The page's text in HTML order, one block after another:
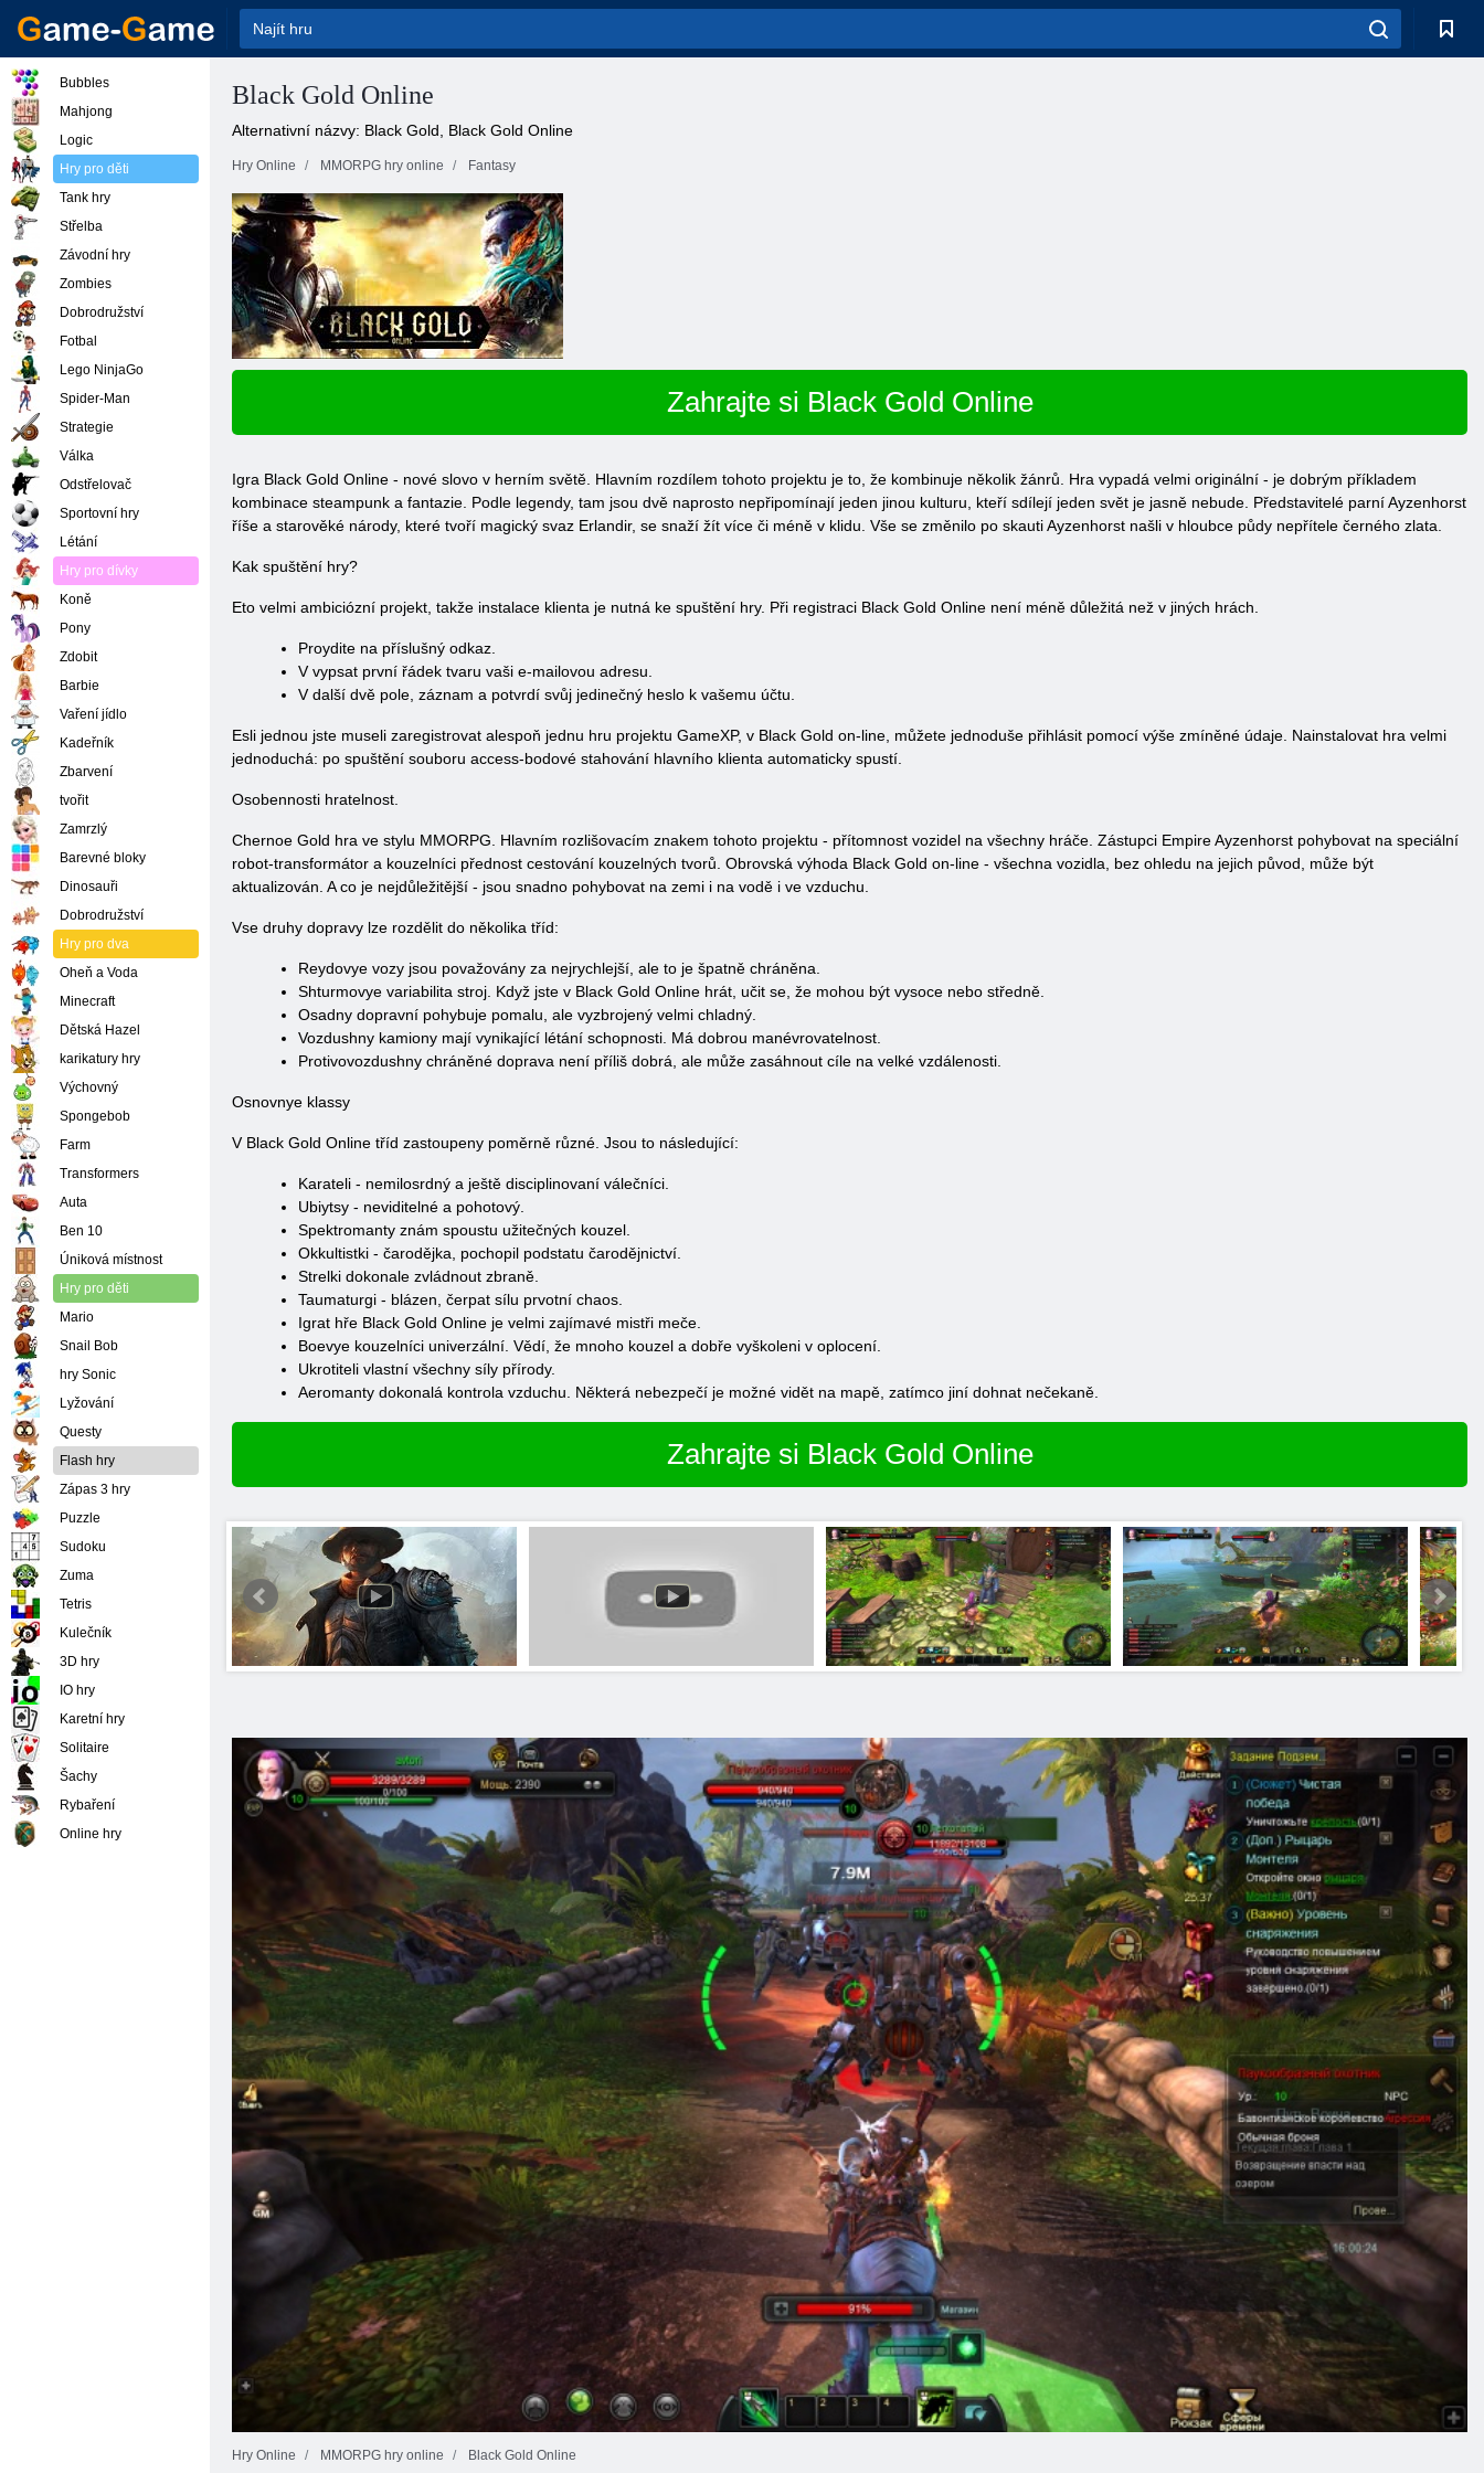
Black Gold Online
Alternativní názvy: Black Gold, Black Gold Online
Hry Online MMORPG hry online Fantasy
Zahrajte si Black Gold Online
Igra Black Gold Online - nové slovo v herním světě. Hlavním rozdílem tohoto projektu je to, že kombinuje několik žánrů. Hra vypadá velmi originální - je dobrým příkladem
kombinace steampunk a fantazie. Podle legendy, tam jsou dvě naprosto nepřipomínají jeden jinou kulturu, kteří sdílejí jeden svět je jasně nebude. Představitelé parní Ayzenhorst
říše a starověké národy, které tvoří magický svaz Erlandir, se snaží žít více či méně v klidu. Vše se změnilo po skauti Ayzenhorst našli v hloubce půdy nepřítele černého zlata.
Kak spuštění hry?
Eto velmi ambiciózní projekt, takže instalace klienta je nutná ke spuštění hry. Při registraci Black Gold Online není méně důležitá než v jiných hrách.
Proydite na příslušný odkaz.
V vypsat první řádek tvaru vaši e-mailovou adresu.
V další dvě pole, záznam a potvrdí svůj jedinečný heslo k vašemu účtu.
Esli jednou jste museli zaregistrovat alespoň jednu hru projektu GameXP, v Black Gold on-line, můžete jednoduše přihlásit pomocí výše zmíněné údaje. Nainstalovat hra velmi
jednoduchá: po spuštění souboru access-bodové stahování hlavního klienta automaticky spustí.
Osobennosti hratelnost.
Chernoe Gold hra ve stylu MMORPG. Hlavním rozlišovacím znakem tohoto projektu - přítomnost vozidel na všechny hráče. Zástupci Empire Ayzenhorst pohybovat na speciální
robot-transformátor a kouzelníci přednost cestování kouzelných tvorů. Obrovská výhoda Black Gold on-line - všechna vozidla, bez ohledu na jejich původ, může být
aktualizován. A co je nejdůležitější - jsou snadno pohybovat na zemi i na vodě i ve vzduchu.
Vse druhy dopravy lze rozdělit do několika tříd:
Reydovye vozy jsou považovány za nejrychlejší, ale to je špatně chráněna.
Shturmovye variabilita stroj. Když jste v Black Gold Online hrát, učit se, že mohou být vysoce nebo středně.
Osadny dopravní pohybuje pomalu, ale vyzbrojený velmi chladný.
Vozdushny kamiony mají vynikající létání schopnosti. Má dobrou manévrovatelnost.
Protivovozdushny chráněné doprava není příliš dobrá, ale může zasáhnout cíle na velké vzdálenosti.
Osnovnye klassy
V Black Gold Online tříd zastoupeny poměrně různé. Jsou to následující:
Karateli - nemilosrdný a ještě disciplinovaní válečníci.
Ubiytsy - neviditelné a pohotový.
Spektromanty znám spoustu užitečných kouzel.
Okkultistki - čarodějka, pochopil podstatu čarodějnictví.
Strelki dokonale zvládnout zbraně.
Taumaturgi - blázen, čerpat sílu prvotní chaos.
Igrat hře Black Gold Online je velmi zajímavé mistři meče.
Boevye kouzelníci univerzální. Vědí, že mnoho kouzel a dobře vyškoleni v oplocení.
Ukrotiteli vlastní všechny síly přírody.
Aeromanty dokonalá kontrola vzduchu. Některá nebezpečí je možné vidět na mapě, zatímco jiní dohnat nečekaně.
Zahrajte si Black Gold Online
Hry Online MMORPG hry online Black Gold Online
Bubbles
Mahjong
Logic
Hry pro děti
Tank hry
Střelba
Závodní hry
Zombies
Dobrodružství
Fotbal
Lego NinjaGo
Spider-Man
Strategie
Válka
Odstřelovač
Sportovní hry
Létání
Hry pro dívky
Koně
Pony
Zdobit
Barbie
Vaření jídlo
Kadeřník
Zbarvení
tvořit
Zamrzlý
Barevné bloky
Dinosauři
Dobrodružství
Hry pro dva
Oheň a Voda
Minecraft
Dětská Hazel
karikatury hry
Výchovný
Spongebob
Farm
Transformers
Auta
Ben 10
Úniková místnost
Hry pro děti
Mario
Snail Bob
hry Sonic
Lyžování
Questy
Flash hry
Zápas 3 hry
Puzzle
Sudoku
Zuma
Tetris
Kulečník
3D hry
IO hry
Karetní hry
Solitaire
Šachy
Rybaření
Online hry